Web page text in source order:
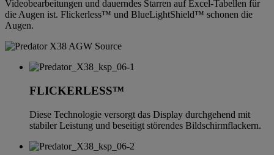
Videobearbeitungen und dauerndes Starren auf Excel-Tabellen für
die Augen ist. Flickerless™ und BlueLightShield™ schonen die
Augen.
FLICKERLESS™
Diese Technologie versorgt das Display durchgehend mit
stabiler Leistung und beseitigt störendes Bildschirmflackern.